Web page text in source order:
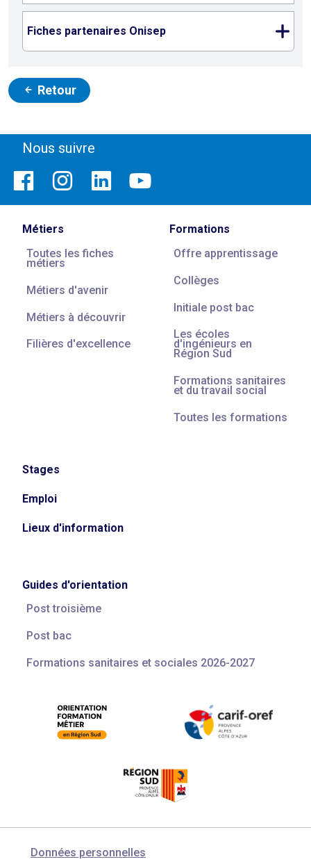
Fiches partenaires Onisep
Retour
Nous suivre
Métiers
Toutes les fiches
métiers
Métiers d'avenir
Métiers à découvrir
Filières d'excellence
Formations
Offre apprentissage
Collèges
Initiale post bac
Les écoles
d'ingénieurs en
Région Sud
Formations sanitaires
et du travail social
Toutes les formations
Stages
Emploi
Lieux d'information
Guides d'orientation
Post troisième
Post bac
Formations sanitaires et sociales 2026-2027
Données personnelles